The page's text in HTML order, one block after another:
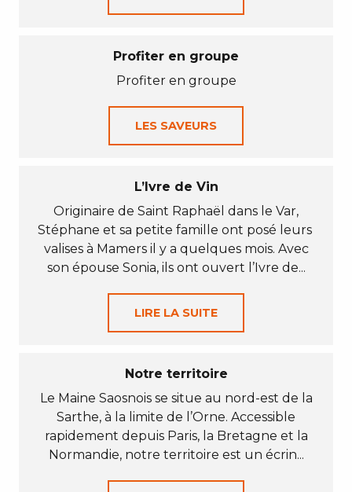
Profiter en groupe
Profiter en groupe
LES SAVEURS
L’Ivre de Vin
Originaire de Saint Raphaël dans le Var,
Stéphane et sa petite famille ont posé leurs
valises à Mamers il y a quelques mois. Avec
son épouse Sonia, ils ont ouvert l’Ivre de...
LIRE LA SUITE
Notre territoire
Le Maine Saosnois se situe au nord-est de la
Sarthe, à la limite de l’Orne. Accessible
rapidement depuis Paris, la Bretagne et la
Normandie, notre territoire est un écrin...